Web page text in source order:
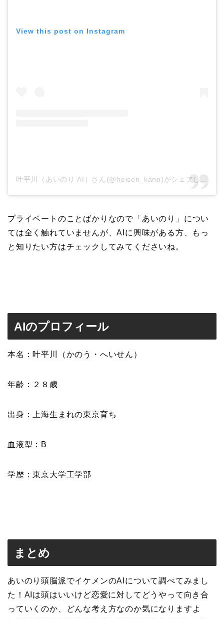
View this post on Instagram
プライベートのことばかりなので「あいのり」につい
ては全く触れていませんが、AIに興味がある方、もっ
と知りたい方はチェックしてみてくださいね。
AIのプロフィール
本名：叶平川（かのう・へいせん）
年齢：２８歳
出身：上海生まれの東京育ち
血液型：B
学歴：東京大学工学部
まとめ
あいのり頭脳派でイケメンのAIについて調べてみまし
た！AIは頭はいいけど恋愛に対してどうやって向き合
っていくのか、どんな考え方なのか気になりますよ